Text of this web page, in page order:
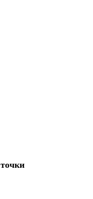
точки